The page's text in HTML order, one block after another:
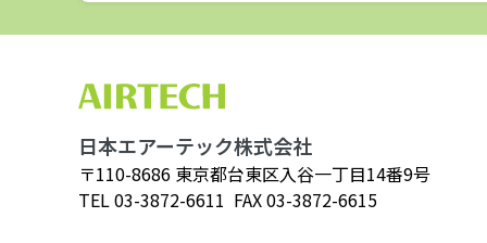
日本エアーテック株式会社
〒110-8686 東京都台東区入谷一丁目14番9号
TEL03-3872-6611 FAX 03-3872-6615